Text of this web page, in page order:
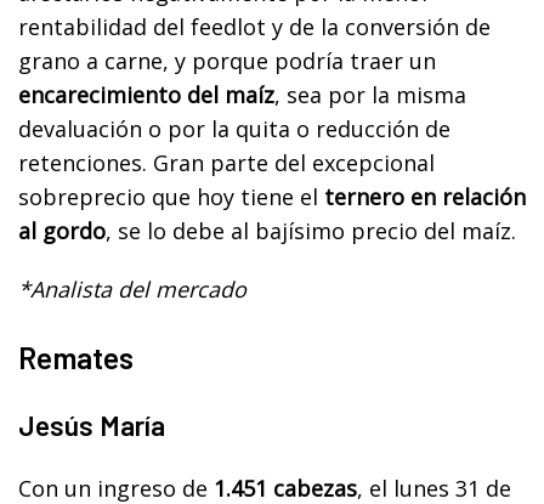
rentabilidad del feedlot y de la conversión de
grano a carne, y porque podría traer un
encarecimiento del maíz, sea por la misma
devaluación o por la quita o reducción de
retenciones. Gran parte del excepcional
sobreprecio que hoy tiene el ternero en relación
al gordo, se lo debe al bajísimo precio del maíz.
*Analista del mercado
Remates
Jesús María
Con un ingreso de 1.451 cabezas, el lunes 31 de